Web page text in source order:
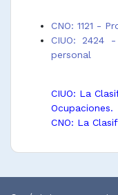
CNO: 1121 -
CIUO: 2424
personal
CIUO: La
Ocupaciones.
CNO: La